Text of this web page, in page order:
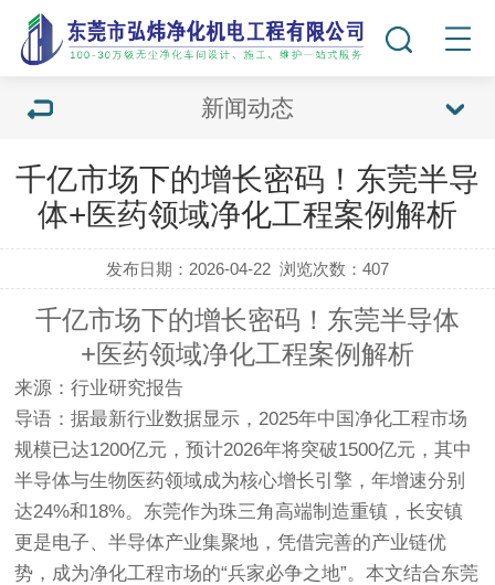
新闻动态
千亿市场下的增长密码！东莞半导
体+医药领域净化工程案例解析
发布日期：2026-04-22 浏览次数：407
千亿市场下的增长密码！东莞半导体
+医药领域净化工程案例解析
来源 ：行业研究报告
导语 ：据最新行业数据显示，2025年中国净化工程市场
规模已达1200亿元，预计2026年将突破1500亿元，其中
半导体与生物医药领域成为核心增长引擎，年增速分别
达24%和18%。东莞作为珠三角高端制造重镇，长安镇
更是电子、半导体产业集聚地，凭借完善的产业链优
势，成为净化工程市场的“兵家必争之地”。本文结合东莞